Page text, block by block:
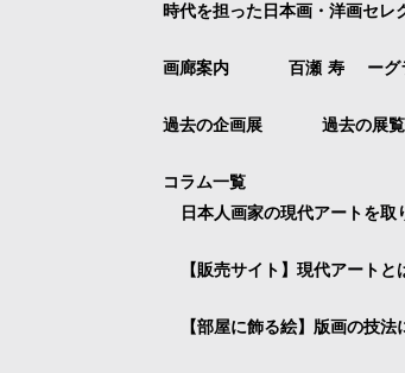
時代を担った日本画・洋画セレ
画廊案内 百瀬 寿 ーグ
過去の企画展 過去の展
コラム一覧
日本人画家の現代アートを
【販売サイト】現代アート
【部屋に飾る絵】版画の技